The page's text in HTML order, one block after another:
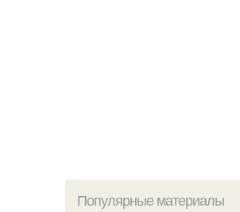
Популярные материалы